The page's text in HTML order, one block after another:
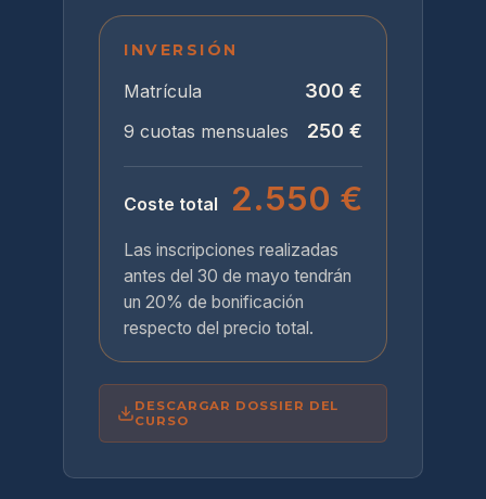
INVERSIÓN
Matrícula 300 €
9 cuotas mensuales 250 €
Coste total 2.550 €
Las inscripciones realizadas
antes del 30 de mayo tendrán
un 20% de bonificación
respecto del precio total.
DESCARGAR DOSSIER DEL
CURSO